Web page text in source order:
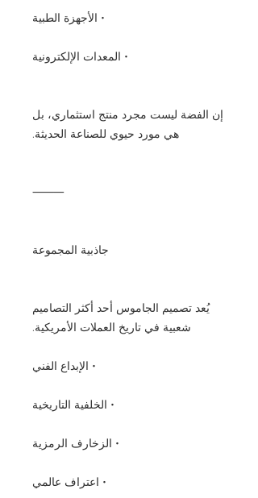
• الأجهزة الطبية
• المعدات الإلكترونية
إن الفضة ليست مجرد منتج استثماري، بل
هي مورد حيوي للصناعة الحديثة.
⸻
جاذبية المجموعة
يُعد تصميم الجاموس أحد أكثر التصاميم
شعبية في تاريخ العملات الأمريكية.
• الإبداع الفني
• الخلفية التاريخية
• الزخارف الرمزية
• اعتراف عالمي